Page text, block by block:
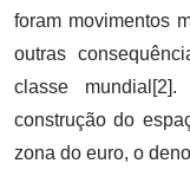
foram movimentos
outras
classe
construção do
zona do euro, o